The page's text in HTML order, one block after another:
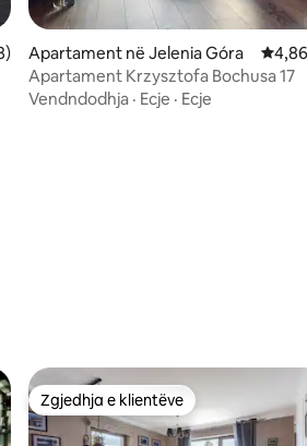
4,94 nga 5, 18 vlerësime
Apartament në Jelenia Góra
Apartament Krzysztofa Bochusa 17
Vendndodhja · Ecje · Ecje
Zgjedhja e klientëve
Zgjedhja e klientëve